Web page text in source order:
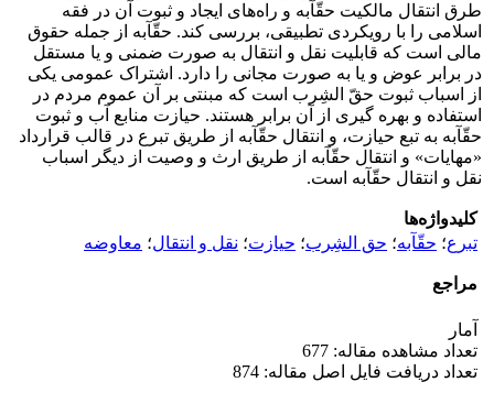
طرق انتقال مالکیت حقّآبه و راه‌های ایجاد و ثبوت آن در فقه
اسلامی را با رویکردی تطبیقی، بررسی کند. حقّآبه از جمله حقوق
مالی است که قابلیت نقل و انتقال به صورت ضمنی و یا مستقل
در برابر عوض و یا به صورت مجانی را دارد. اشتراک عمومی یکی
از اسباب ثبوت حقّ الشِرب است که مبنتی بر آن عموم مردم در
استفاده و بهره گیری از آن برابر هستند. حیازت منابع آب و ثبوت
حقّآبه به تبع حیازت، و انتقال حقّآبه از طریق تبرع در قالب قرارداد
«مهایات» و انتقال حقّآبه از طریق ارث و وصیت از دیگر اسباب
نقل و انتقال حقّآبه است.
کلیدواژه‌ها
تبرع؛ حقّآبه؛ حق الشِرب؛ حیازت؛ نقل و انتقال؛ معاوضه
مراجع
آمار
تعداد مشاهده مقاله: 677
تعداد دریافت فایل اصل مقاله: 874